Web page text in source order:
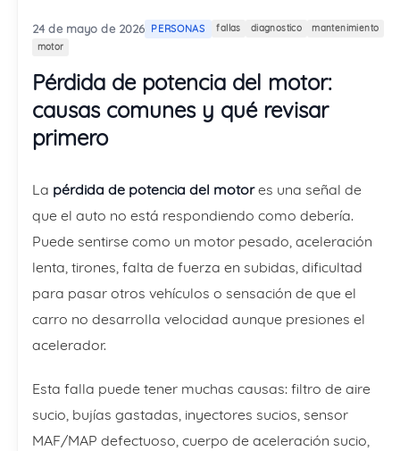
24 de mayo de 2026 PERSONAS fallas diagnostico
mantenimiento
motor
Pérdida de potencia del motor:
causas comunes y qué revisar
primero
La pérdida de potencia del motores una señal de
que el auto no está respondiendo como debería.
Puede sentirse como un motor pesado, aceleración
lenta, tirones, falta de fuerza en subidas, dificultad
para pasar otros vehículos o sensación de que el
carro no desarrolla velocidad aunque presiones el
acelerador.
Esta falla puede tener muchas causas: filtro de aire
sucio, bujías gastadas, inyectores sucios, sensor
MAF/MAP defectuoso, cuerpo de aceleración sucio,